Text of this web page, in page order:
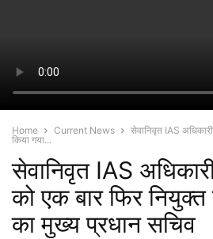
Home Current News
सेवानिवृत IAS
किया गया...
सेवानिवृत IAS
को एक बार फिर
का मुख्य प्रधान सचिव